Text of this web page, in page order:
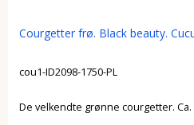
Courgetter frø. Black beauty.
cou1-ID2098-1750-PL
De velkendte grønne courgetter. Ca.